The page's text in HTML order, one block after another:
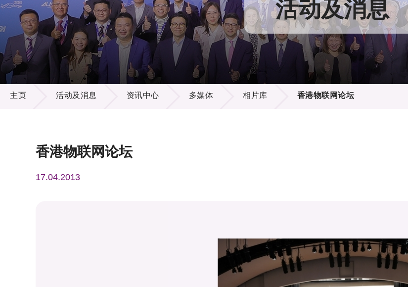
组织架构
董事局
研究顾问
招标通告
重点项目
资助计划
税务优惠
申请
评审
征求研发项目计划书
项目资料库
新闻中心
媒体报导
新闻稿
资讯中心
多媒体
出版刊物
会员登入 活动及消息
活动及消息
主页 活动及消息 资讯中心 多媒体 相片库 香港物联网论坛
香港物联网论坛
17.04.2013